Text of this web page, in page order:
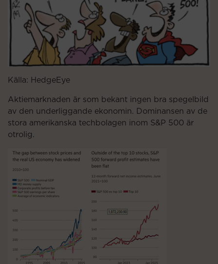
Källa: HedgeEye
Aktiemarknaden är som bekant ingen bra spegelbild
av den underliggande ekonomin. Dominansen av de
stora amerikanska techbolagen inom S&P 500 är
otrolig.